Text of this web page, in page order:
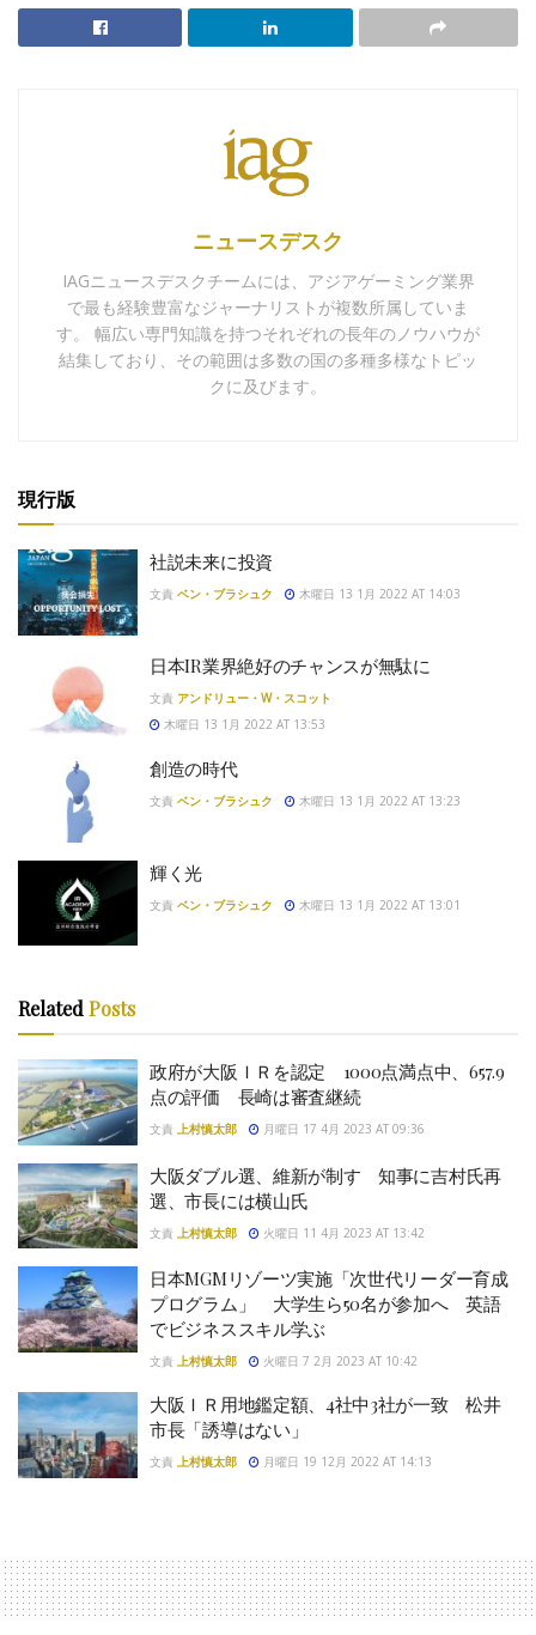
ニュースデスク
IAGニュースデスクチームには、アジアゲーミング業界
で最も経験豊富なジャーナリストが複数所属していま
す。 幅広い専門知識を持つそれぞれの長年のノウハウが
結集しており、その範囲は多数の国の多種多様なトピッ
クに及びます。
現行版
社説未来に投資
文責 ベン・ブラシュク 木曜日 13 1月 2022 AT 14:03
日本IR業界絶好のチャンスが無駄に
文責 アンドリュー・W・スコット
木曜日 13 1月 2022 AT 13:53
創造の時代
文責 ベン・ブラシュク 木曜日 13 1月 2022 AT 13:23
輝く光
文責 ベン・ブラシュク 木曜日 13 1月 2022 AT 13:01
RelatedPosts
政府が大阪ＩＲを認定 1000点満点中、657.9
点の評価 長崎は審査継続
文責 上村慎太郎 月曜日 17 4月 2023 AT 09:36
大阪ダブル選、維新が制す 知事に吉村氏再
選、市長には横山氏
文責 上村慎太郎 火曜日 11 4月 2023 AT 13:42
日本MGMリゾーツ実施「次世代リーダー育成
プログラム」 大学生ら50名が参加へ 英語
でビジネススキル学ぶ
文責 上村慎太郎 火曜日 7 2月 2023 AT 10:42
大阪ＩＲ用地鑑定額、4社中3社が一致 松井
市長「誘導はない」
文責 上村慎太郎 月曜日 19 12月 2022 AT 14:13